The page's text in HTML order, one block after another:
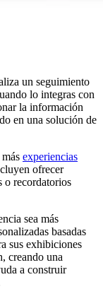
un seguimiento
lo integras con
la información
en una solución de
experiencias
ofrecer
o recordatorios
sea más
basadas
sus exhibiciones
creando una
a construir